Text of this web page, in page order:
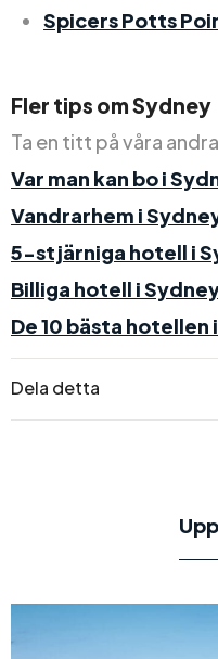
Spicers Potts
Fler tips om Sydney
Ta en titt på våra
Var man kan bo i
Vandrarhem i
5-stjärniga hotell i
Billiga hotell i
De 10 bästa hotellen
Dela detta